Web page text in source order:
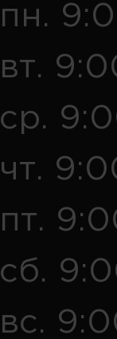
пн.
вт.
ср.
чт.
пт.
сб.
вс.